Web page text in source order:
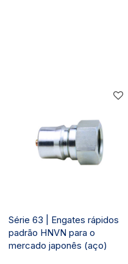
Série 63 | Engates rápidos
padrão HNVN para o
mercado japonês (aço)